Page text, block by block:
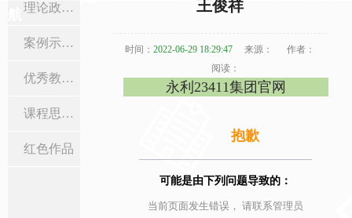
理论政策学习
案例示范课
优秀教学设计
课程思政活动
红色作品
王俊祥
时间： 2022-06-29 18:29:47 来源：
作者：
阅读：
永利23411集团官网
抱歉
可能是由下列问题导致的：
当前页面发生错误， 请联系管理员